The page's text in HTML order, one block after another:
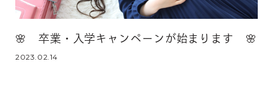
🌸 卒業・入学キャンペーンが始まります 🌸
2023.02.14